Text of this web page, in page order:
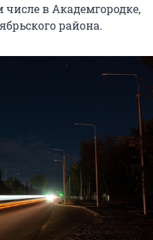
в Академгородке,
района.